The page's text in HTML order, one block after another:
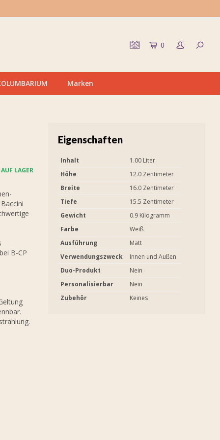
0
Marken
LAGER
B-CP
Eigenschaften
Inhalt
1.00 Liter
Höhe
12.0 Zentimeter
Breite
16.0 Zentimeter
Tiefe
15.5 Zentimeter
Gewicht
0.9 Kilogramm
Farbe
Weiß
Ausführung
Matt
Verwendungszweck
Innen und Außen
Duo-Produkt
Nein
Personalisierbar
Nein
Zubehör
Keines